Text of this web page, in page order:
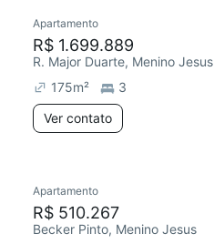
Apartamento
R$ 1.699.889
R. Major Duarte, Menino Jesus
175m²
3
Ver contato
Apartamento
R$ 510.267
Becker Pinto, Menino Jesus